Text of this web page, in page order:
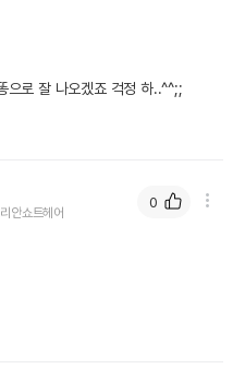
으로 잘 나오겠죠 걱정 하..^^;;
안쇼트헤어
0